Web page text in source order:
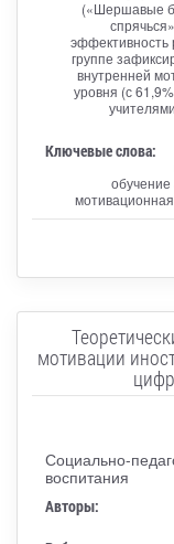
(«Шершавые
эффективность
группе
внутренней
уровня (с
Ключевые слова:
обучение
мотивации
Социально-
воспитания
Авторы: